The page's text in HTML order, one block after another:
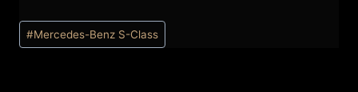
Post
Tags:
#Mercedes-Benz S-Class